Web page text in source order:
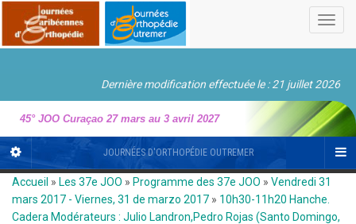
Dernière modification effectuée le : 21 juillet 2026
45° JOO Curaçao 27 mars au 3 avril 2027
JOURNÉES D'ORTHOPÉDIE OUTREMER
Accueil » Les 37e JOO » Programme des 37e JOO » Vendredi 31
mars 2017 - Viernes, 31 de marzo 2017 » 10h30-11h20 Hanche.
Cadera Modérateurs : Julio Landron,Pedro Rojas (Santo Domingo,